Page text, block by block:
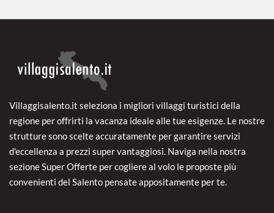
Villaggisalento.it seleziona i migliori villaggi turistici della
regione per offrirti la vacanza ideale alle tue esigenze. Le nostre
strutture sono scelte accuratamente per garantire servizi
d'eccellenza a prezzi super vantaggiosi. Naviga nella nostra
sezione Super Offerte per cogliere al volo le proposte più
convenienti del Salento pensate appositamente per te.